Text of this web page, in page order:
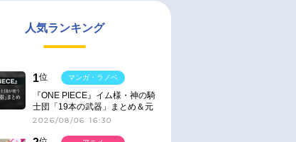
人気ランキング
1位
『ONE PIECE』イム様・神の騎
士団「19本の武器」まとめ＆元
ネタ
2026/08/06 16:30
マンガ・ラノベ